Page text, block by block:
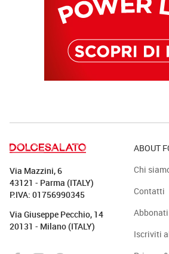
Via Mazzini, 6
43121 - Parma (ITALY)
P.IVA: 01756990345
Via Giuseppe Pecchio, 14
20131 - Milano (ITALY)
ABOUT
Chi
Contatti
Iscriviti